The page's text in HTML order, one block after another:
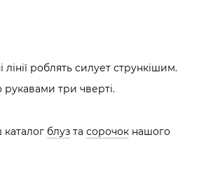
роблять силует стрункішим.
три чверті.
блуз та сорочок нашого